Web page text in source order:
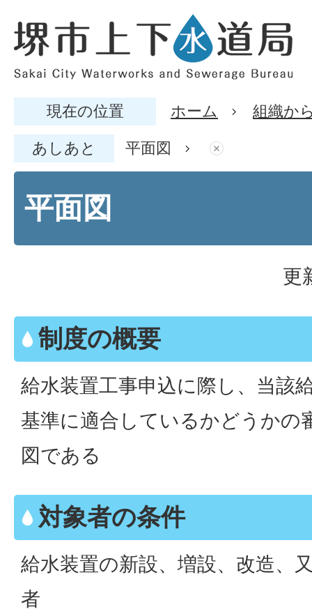
現在の位置 ホーム 組織か
あしあと 平面図
平面図
更
制度の概要
給水装置工事申込に際し、当該
基準に適合しているかどうかの
図である
対象者の条件
給水装置の新設、増設、改造、
者